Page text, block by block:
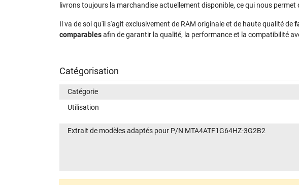
livrons toujours la marchandise actuellement disponible, ce qui nous
Il va de soi qu'il s'agit exclusivement de RAM originale et de haute qualité de
comparablesafin de garantir la qualité, la performance et la compatibilité
Catégorisation
Catégorie
Utilisation
Extrait de modèles adaptés pour P/N MTA4ATF1G64HZ-3G2B2